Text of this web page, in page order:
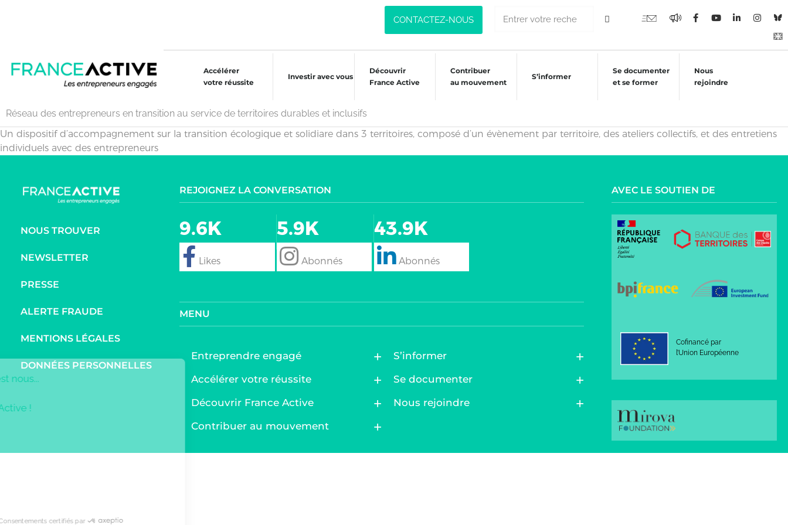
CONTACTEZ-NOUS
Accélérer
votre réussite
Investir avec vous
Découvrir
France Active
Contribuer
au mouvement
S’informer
Se documenter
et se former
Nous
rejoindre
Réseau des entrepreneurs en transition au service de territoires durables et inclusifs
Un dispositif d’accompagnement sur la transition écologique et solidiare dans 3 territoires, composé d’un évènement par territoire, des ateliers collectifs, et des entretiens
individuels avec des entrepreneurs
NOUS TROUVER
NEWSLETTER
PRESSE
ALERTE FRAUDE
MENTIONS LÉGALES
DONNÉES PERSONNELLES
REJOIGNEZ LA CONVERSATION
9.6K
follow
5.9K
follow
43.9K
Follow
MENU
Entreprendre engagé
Accélérer votre réussite
Découvrir France Active
Contribuer au mouvement
S’informer
Se documenter
Nous rejoindre
AVEC LE SOUTIEN DE
Cofinancé par
l’Union Européenne
Bonjour c'est nous...
de France Active !
On a attendu d'être sûrs que le contenu de ce site vous
Consentements certifiés par